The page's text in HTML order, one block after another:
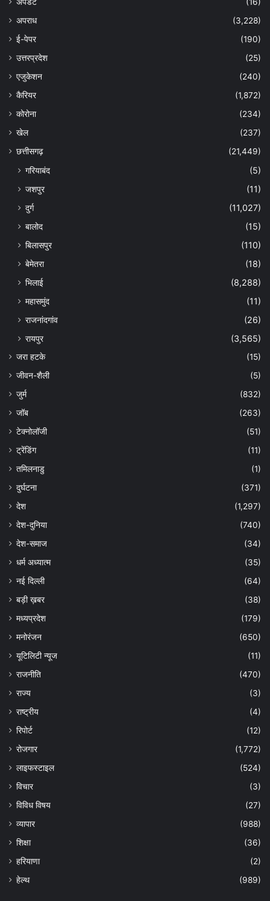
अपराध
(3,228)
ई-पेपर
(190)
उत्तरप्रदेश
(25)
एजुकेशन
(240)
कैरियर
(1,872)
कोरोना
(234)
खेल
(237)
छत्तीसगढ़
(21,449)
गरियाबंद
(5)
जशपुर
(11)
दुर्ग
(11,027)
बालोद
(15)
बिलासपुर
(110)
बेमेतरा
(18)
भिलाई
(8,288)
महासमुंद
(11)
राजनांदगांव
(26)
रायपुर
(3,565)
जरा हटके
(15)
जीवन-शैली
(5)
जुर्म
(832)
जॉब
(263)
टेक्नोलॉजी
(51)
ट्रेंडिंग
(11)
तमिलनाडु
(1)
दुर्घटना
(371)
देश
(1,297)
देश-दुनिया
(740)
देश-समाज
(34)
धर्म अध्यात्म
(35)
नई दिल्ली
(64)
बड़ी ख़बर
(38)
मध्यप्रदेश
(179)
मनोरंजन
(650)
यूटिलिटी न्यूज
(11)
राजनीति
(470)
राज्य
(3)
राष्ट्रीय
(4)
रिपोर्ट
(12)
रोजगार
(1,772)
लाइफस्टाइल
(524)
विचार
(3)
विविध विषय
(27)
व्यापार
(988)
शिक्षा
(36)
हरियाणा
(2)
हेल्‍थ
(989)